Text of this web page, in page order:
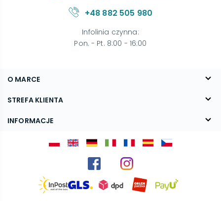
O MARCE
O nas
Blog
STREFA KLIENTA
FAQ
INFORMACJE
+48 882 505 980
Infolinia czynna:
Pon. - Pt. 8:00 - 16:00